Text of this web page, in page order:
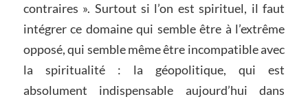
contraires ». Surtout si l’on est spirituel, il faut
intégrer ce domaine qui semble être à l’extrême
opposé, qui semble même être incompatible avec
la spiritualité : la géopolitique, qui est
absolument indispensable aujourd’hui dans